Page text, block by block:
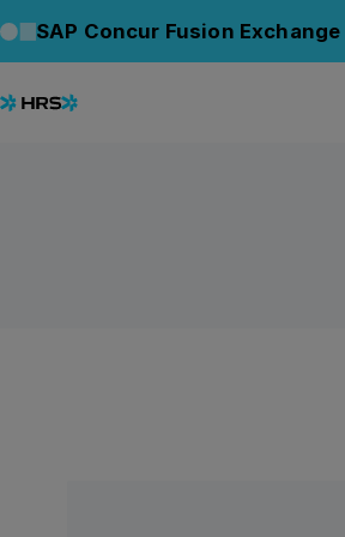
SAP Concur Fusion